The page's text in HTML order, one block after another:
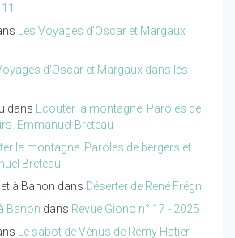
Les Voyages d'Oscar et Margaux
d'Oscar et Margaux dans les
dans Ecouter la montagne. Paroles de
Emmanuel Breteau
la montagne. Paroles de bergers et
Breteau
à Banon dans Déserter de René Frégni
Banon dans Revue Giono n° 17 - 2025
Le sabot de Vénus de Rémy Hatier